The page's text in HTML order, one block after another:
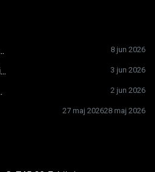
8 jun 2026
3 jun 2026
2 jun 2026
28 maj 2026
27 maj 2026